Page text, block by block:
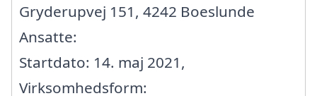
Gryderupvej 151, 4242 Boeslunde
Ansatte:
Startdato: 14. maj 2021,
Virksomhedsform: